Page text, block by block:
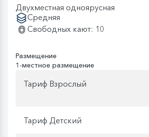
Двухместная одноярусная
Средняя
Свободных кают: 10
Размещение
1-местное размещение
Тариф Взрослый
Тариф Детский